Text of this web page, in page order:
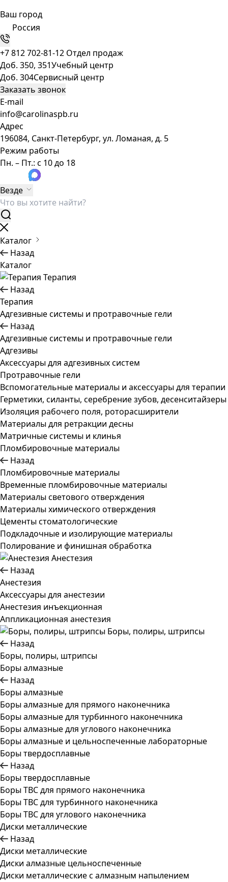
Ваш город
Россия
+7 812 702-81-12 Отдел продаж
Доб. 350, 351Учебный центр
Доб. 304Сервисный центр
Заказать звонок
E-mail
info@carolinaspb.ru
Адрес
196084, Санкт-Петербург, ул. Ломаная, д. 5
Режим работы
Пн. – Пт.: с 10 до 18
Везде
Каталог
Назад
Каталог
Терапия
Назад
Терапия
Адгезивные системы и протравочные гели
Назад
Адгезивные системы и протравочные гели
Адгезивы
Аксессуары для адгезивных систем
Протравочные гели
Вспомогательные материалы и аксессуары для терапии
Герметики, силанты, серебрение зубов, десенситайзеры
Изоляция рабочего поля, роторасширители
Материалы для ретракции десны
Матричные системы и клинья
Пломбировочные материалы
Назад
Пломбировочные материалы
Временные пломбировочные материалы
Материалы светового отверждения
Материалы химического отверждения
Цементы стоматологические
Подкладочные и изолирующие материалы
Полирование и финишная обработка
Анестезия
Назад
Анестезия
Аксессуары для анестезии
Анестезия инъекционная
Аппликационная анестезия
Боры, полиры, штрипсы
Назад
Боры, полиры, штрипсы
Боры алмазные
Назад
Боры алмазные
Боры алмазные для прямого наконечника
Боры алмазные для турбинного наконечника
Боры алмазные для углового наконечника
Боры алмазные и цельноспеченные лабораторные
Боры твердосплавные
Назад
Боры твердосплавные
Боры ТВС для прямого наконечника
Боры ТВС для турбинного наконечника
Боры ТВС для углового наконечника
Диски металлические
Назад
Диски металлические
Диски алмазные цельноспеченные
Диски металлические с алмазным напылением